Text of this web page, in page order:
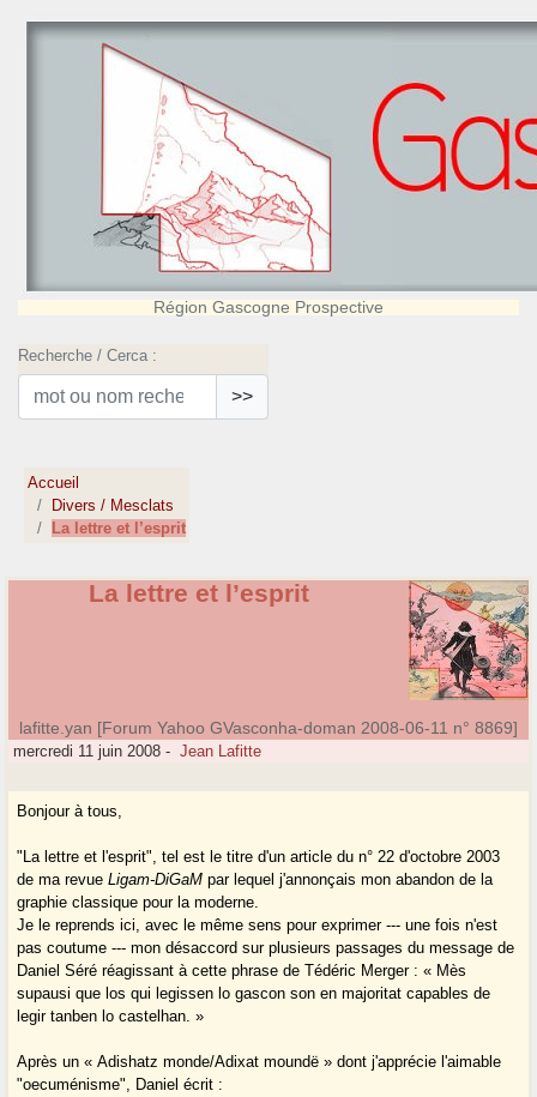
Région Gascogne Prospective
Recherche / Cerca :
>>
Accueil
Divers / Mesclats
La lettre et l’esprit
La lettre et l’esprit
lafitte.yan [Forum Yahoo GVasconha-doman 2008-06-11 n° 8869]
mercredi 11 juin 2008 - Jean Lafitte
Bonjour à tous,
"La lettre et l'esprit", tel est le titre d'un article du n° 22 d'octobre 2003
de ma revueLigam-DiGaM par lequel j'annonçais mon abandon de la
graphie classique pour la moderne.
Je le reprends ici, avec le même sens pour exprimer --- une fois n'est
pas coutume --- mon désaccord sur plusieurs passages du message de
Daniel Séré réagissant à cette phrase de Tédéric Merger : « Mès
supausi que los qui legissen lo gascon son en majoritat capables de
legir tanben lo castelhan. »
Après un « Adishatz monde/Adixat moundë » dont j'apprécie l'aimable
"oecuménisme", Daniel écrit :